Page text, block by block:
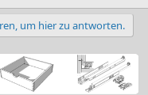
um hier zu antworten.